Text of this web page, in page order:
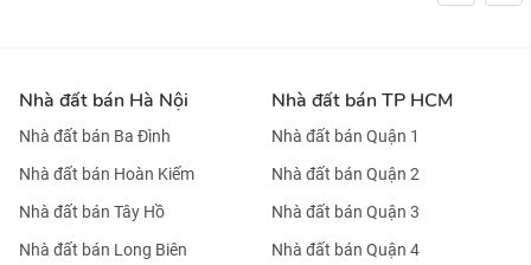
Nhà đất bán Hà Nội
Nhà đất bán Ba Đình
Nhà đất bán Hoàn Kiếm
Nhà đất bán Tây Hồ
Nhà đất bán Long Biên
Nhà đất bán TP HCM
Nhà đất bán Quận 1
Nhà đất bán Quận 2
Nhà đất bán Quận 3
Nhà đất bán Quận 4